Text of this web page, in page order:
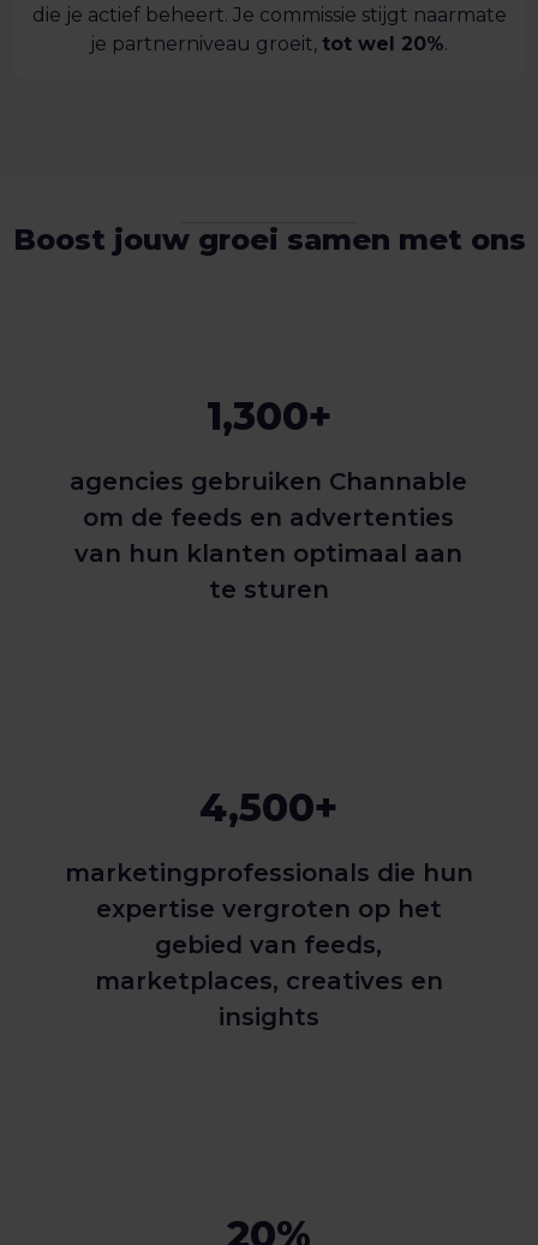
die je actief beheert. Je commissie stijgt naarmate
je partnerniveau groeit, tot wel 20%.
Boost jouw groei samen met ons
1,300+
agencies gebruiken Channable
om de feeds en advertenties
van hun klanten optimaal aan
te sturen
4,500+
marketingprofessionals die hun
expertise vergroten op het
gebied van feeds,
marketplaces, creatives en
insights
20%